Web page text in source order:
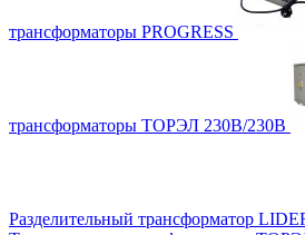
трансформаторы PROGRESS
трансформаторы ТОРЭЛ 230В/230В
Разделительный трансформатор